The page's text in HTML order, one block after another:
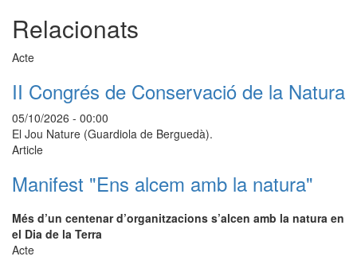
Relacionats
Acte
II Congrés de Conservació de la Natura
05/10/2026 - 00:00
El Jou Nature (Guardiola de Berguedà).
Article
Manifest "Ens alcem amb la natura"
Més d’un centenar d’organitzacions s’alcen amb la natura en
el Dia de la Terra
Acte